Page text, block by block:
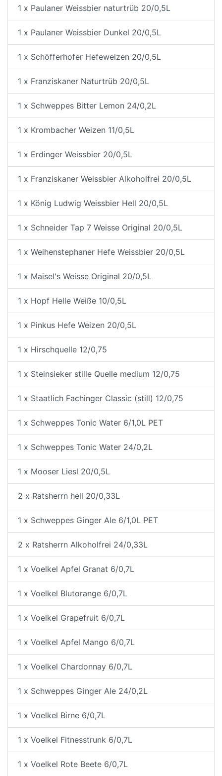
1 x Paulaner Weissbier naturtrüb 20/0,5L
1 x Paulaner Weissbier Dunkel 20/0,5L
1 x Schöfferhofer Hefeweizen 20/0,5L
1 x Franziskaner Naturtrüb 20/0,5L
1 x Schweppes Bitter Lemon 24/0,2L
1 x Krombacher Weizen 11/0,5L
1 x Erdinger Weissbier 20/0,5L
1 x Franziskaner Weissbier Alkoholfrei 20/0,5L
1 x König Ludwig Weissbier Hell 20/0,5L
1 x Schneider Tap 7 Weisse Original 20/0,5L
1 x Weihenstephaner Hefe Weissbier 20/0,5L
1 x Maisel's Weisse Original 20/0,5L
1 x Hopf Helle Weiße 10/0,5L
1 x Pinkus Hefe Weizen 20/0,5L
1 x Hirschquelle 12/0,75
1 x Steinsieker stille Quelle medium 12/0,75
1 x Staatlich Fachinger Classic (still) 12/0,75
1 x Schweppes Tonic Water 6/1,0L PET
1 x Schweppes Tonic Water 24/0,2L
1 x Mooser Liesl 20/0,5L
2 x Ratsherrn hell 20/0,33L
1 x Schweppes Ginger Ale 6/1,0L PET
2 x Ratsherrn Alkoholfrei 24/0,33L
1 x Voelkel Apfel Granat 6/0,7L
1 x Voelkel Blutorange 6/0,7L
1 x Voelkel Grapefruit 6/0,7L
1 x Voelkel Apfel Mango 6/0,7L
1 x Voelkel Chardonnay 6/0,7L
1 x Schweppes Ginger Ale 24/0,2L
1 x Voelkel Birne 6/0,7L
1 x Voelkel Fitnesstrunk 6/0,7L
1 x Voelkel Rote Beete 6/0,7L